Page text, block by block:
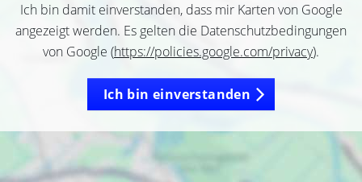
Ich bin damit einverstanden, dass mir Karten von Google
angezeigt werden. Es gelten die Datenschutzbedingungen
von Google (https://policies.google.com/privacy).
Ich bin einverstanden